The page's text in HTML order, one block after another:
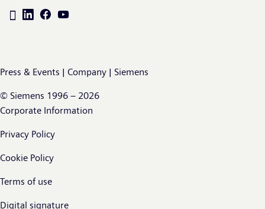
Press & Events | Company | Siemens
© Siemens 1996 – 2026
Corporate Information
Privacy Policy
Cookie Policy
Terms of use
Digital signature